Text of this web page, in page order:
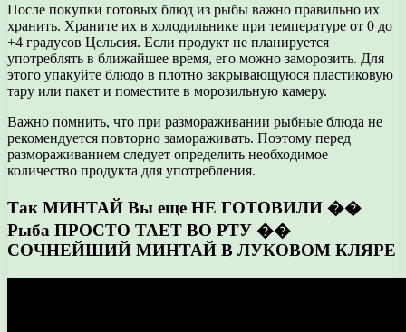
После покупки готовых блюд из рыбы важно правильно их
хранить. Храните их в холодильнике при температуре от 0 до
+4 градусов Цельсия. Если продукт не планируется
употреблять в ближайшее время, его можно заморозить. Для
этого упакуйте блюдо в плотно закрывающуюся пластиковую
тару или пакет и поместите в морозильную камеру.
Важно помнить, что при размораживании рыбные блюда не
рекомендуется повторно замораживать. Поэтому перед
размораживанием следует определить необходимое
количество продукта для употребления.
Так МИНТАЙ Вы еще НЕ ГОТОВИЛИ ��
Рыба ПРОСТО ТАЕТ ВО РТУ ��
СОЧНЕЙШИЙ МИНТАЙ В ЛУКОВОМ КЛЯРЕ